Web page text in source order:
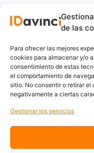
de las
Para ofrecer las mejores
cookies para almacenar y/o
consentimiento de estas
el comportamiento de
sitio. No consentir o retirar
negativamente a ciertas
Gestionar los servicios